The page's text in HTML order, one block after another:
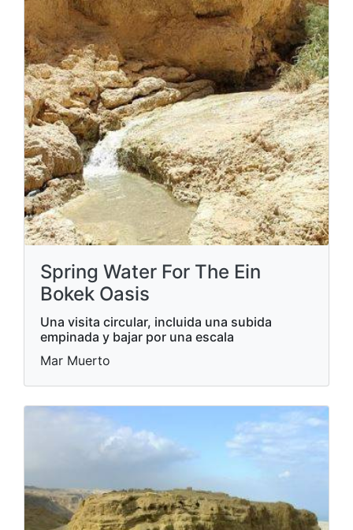
Spring Water For The Ein
Bokek Oasis
Una visita circular, incluida una subida
empinada y bajar por una escala
Mar Muerto